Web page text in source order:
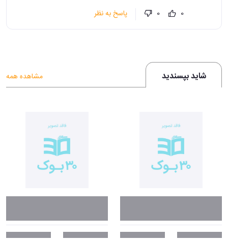
0
0 پاسخ به نظر
شاید بپسندید مشاهده همه